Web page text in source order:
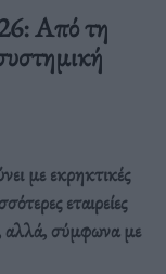
Από τη
με εκρηκτικές
εταιρείες
αλλά, σύμφωνα με